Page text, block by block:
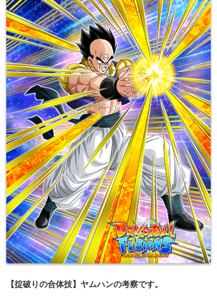
【掟破りの合体技】ヤムハンの考察です。